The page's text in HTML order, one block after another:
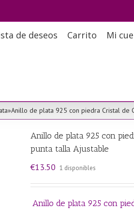
de deseos Carrito Mi
»Anillo de plata 925 con piedra Cristal de
Anillo de plata 925 con
punta talla Ajustable
€13.50 1 disponibles
Anillo de plata 925 con